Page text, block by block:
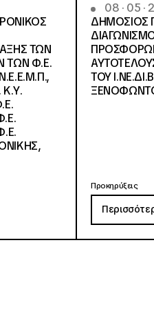
ΤΩΝ
ΤΩΝ Φ.Ε.
08 · 05 ·
ΔΗΜΟΣΙΟΣ
ΤΟΥ
Προκηρύξεις